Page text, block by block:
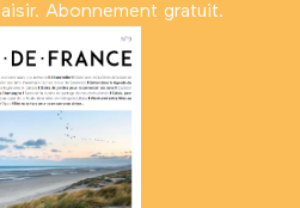
Abonnement gratuit.